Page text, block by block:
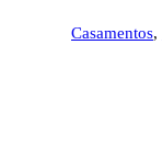
Casamentos,